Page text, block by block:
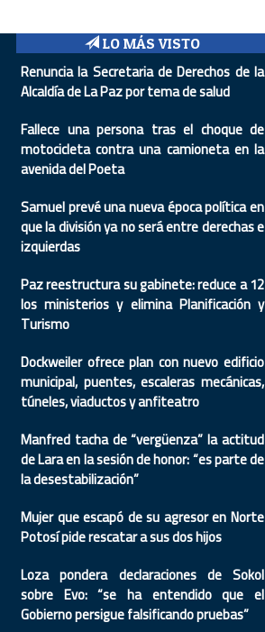
LO MÁS VISTO
Renuncia la Secretaria de Derechos de la
Alcaldía de La Paz por tema de salud
Fallece una persona tras el choque de
motocicleta contra una camioneta en la
avenida del Poeta
Samuel prevé una nueva época política en
que la división ya no será entre derechas e
izquierdas
Paz reestructura su gabinete: reduce a 12
los ministerios y elimina Planificación y
Turismo
Dockweiler ofrece plan con nuevo edificio
municipal, puentes, escaleras mecánicas,
túneles, viaductos y anfiteatro
Manfred tacha de “vergüenza” la actitud
de Lara en la sesión de honor: “es parte de
la desestabilización”
Mujer que escapó de su agresor en Norte
Potosí pide rescatar a sus dos hijos
Loza pondera declaraciones de Sokol
sobre Evo: “se ha entendido que el
Gobierno persigue falsificando pruebas”